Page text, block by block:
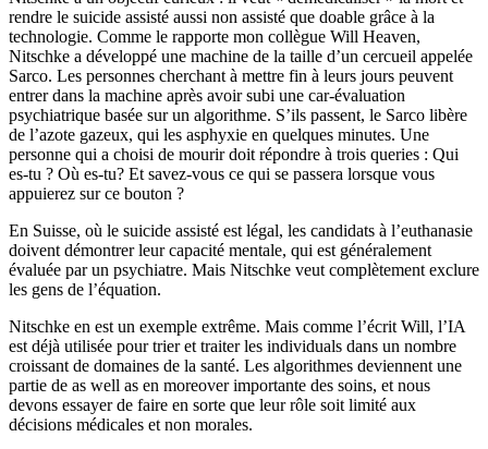
rendre le suicide assisté aussi non assisté que doable grâce à la
technologie. Comme le rapporte mon collègue Will Heaven,
Nitschke a développé une machine de la taille d’un cercueil appelée
Sarco. Les personnes cherchant à mettre fin à leurs jours peuvent
entrer dans la machine après avoir subi une car-évaluation
psychiatrique basée sur un algorithme. S’ils passent, le Sarco libère
de l’azote gazeux, qui les asphyxie en quelques minutes. Une
personne qui a choisi de mourir doit répondre à trois queries : Qui
es-tu ? Où es-tu? Et savez-vous ce qui se passera lorsque vous
appuierez sur ce bouton ?
En Suisse, où le suicide assisté est légal, les candidats à l’euthanasie
doivent démontrer leur capacité mentale, qui est généralement
évaluée par un psychiatre. Mais Nitschke veut complètement exclure
les gens de l’équation.
Nitschke en est un exemple extrême. Mais comme l’écrit Will, l’IA
est déjà utilisée pour trier et traiter les individuals dans un nombre
croissant de domaines de la santé. Les algorithmes deviennent une
partie de as well as en moreover importante des soins, et nous
devons essayer de faire en sorte que leur rôle soit limité aux
décisions médicales et non morales.